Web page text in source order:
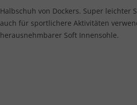
Halbschuh von Dockers. Super leichter
auch für sportlichere Aktivitäten
herausnehmbarer Soft Innensohle.